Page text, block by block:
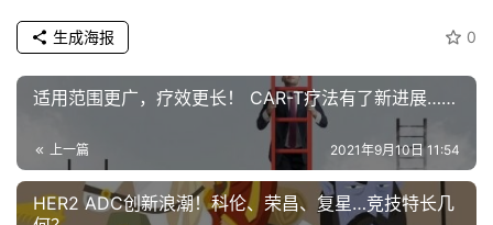
0
生成海报
适用范围更广，疗效更长！ CAR-T疗法有了新进展……
上一篇 2021年9月10日 11:54
HER2 ADC创新浪潮！科伦、荣昌、复星…竞技特长几